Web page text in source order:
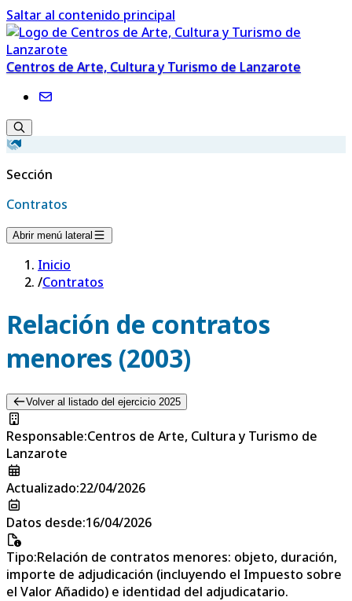
Saltar al contenido principal
Centros de Arte, Cultura y Turismo de Lanzarote
Sección
Contratos
Abrir menú lateral
Inicio
/Contratos
Relación de contratos
menores (2003)
Volver al listado del ejercicio 2025
Responsable:Centros de Arte, Cultura y Turismo de
Lanzarote
Actualizado:22/04/2026
Datos desde:16/04/2026
Tipo:Relación de contratos menores: objeto, duración,
importe de adjudicación (incluyendo el Impuesto sobre
el Valor Añadido) e identidad del adjudicatario.